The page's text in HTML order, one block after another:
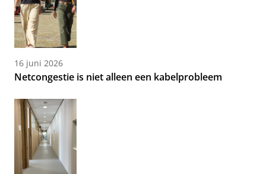
16 juni 2026
Netcongestie is niet alleen een kabelprobleem